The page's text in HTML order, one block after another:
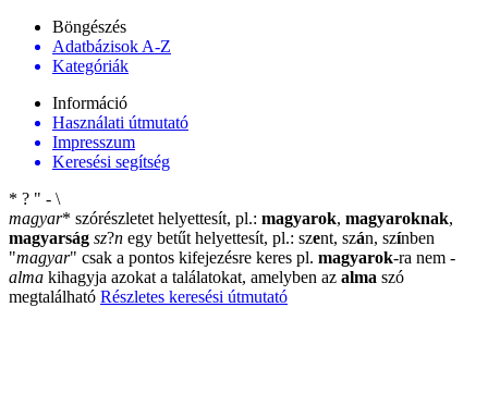
Böngészés
Adatbázisok A-Z
Kategóriák
Információ
Használati útmutató
Impresszum
Keresési segítség
* ? " - \
magyar* szórészletet helyettesít, pl.: magyarok, magyaroknak,
magyarság sz?n egy betűt helyettesít, pl.: szent, szán, színben
"magyar" csak a pontos kifejezésre keres pl. magyarok-ra nem -
alma kihagyja azokat a találatokat, amelyben az alma szó
megtalálható Részletes keresési útmutató